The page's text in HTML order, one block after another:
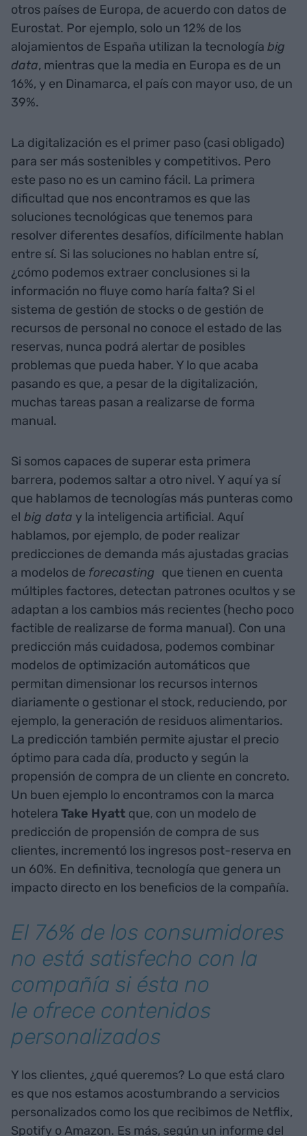
otros países de Europa, de acuerdo con datos de
Eurostat. Por ejemplo, solo un 12% de los
alojamientos de España utilizan la tecnología big
data, mientras que la media en Europa es de un
16%, y en Dinamarca, el país con mayor uso, de un
39%.
La digitalización es el primer paso (casi obligado)
para ser más sostenibles y competitivos. Pero
este paso no es un camino fácil. La primera
dificultad que nos encontramos es que las
soluciones tecnológicas que tenemos para
resolver diferentes desafíos, difícilmente hablan
entre sí. Si las soluciones no hablan entre sí,
¿cómo podemos extraer conclusiones si la
información no fluye como haría falta? Si el
sistema de gestión de stocks o de gestión de
recursos de personal no conoce el estado de las
reservas, nunca podrá alertar de posibles
problemas que pueda haber. Y lo que acaba
pasando es que, a pesar de la digitalización,
muchas tareas pasan a realizarse de forma
manual.
Si somos capaces de superar esta primera
barrera, podemos saltar a otro nivel. Y aquí ya sí
que hablamos de tecnologías más punteras como
el big data y la inteligencia artificial. Aquí
hablamos, por ejemplo, de poder realizar
predicciones de demanda más ajustadas gracias
a modelos de forecasting que tienen en cuenta
múltiples factores, detectan patrones ocultos y se
adaptan a los cambios más recientes (hecho poco
factible de realizarse de forma manual). Con una
predicción más cuidadosa, podemos combinar
modelos de optimización automáticos que
permitan dimensionar los recursos internos
diariamente o gestionar el stock, reduciendo, por
ejemplo, la generación de residuos alimentarios.
La predicción también permite ajustar el precio
óptimo para cada día, producto y según la
propensión de compra de un cliente en concreto.
Un buen ejemplo lo encontramos con la marca
hotelera Take Hyatt que, con un modelo de
predicción de propensión de compra de sus
clientes, incrementó los ingresos post-reserva en
un 60%. En definitiva, tecnología que genera un
impacto directo en los beneficios de la compañía.
El 76% de los consumidores
no está satisfecho con la
compañía si ésta no
le ofrece contenidos
personalizados
Y los clientes, ¿qué queremos? Lo que está claro
es que nos estamos acostumbrando a servicios
personalizados como los que recibimos de Netflix,
Spotify o Amazon. Es más, según un informe del